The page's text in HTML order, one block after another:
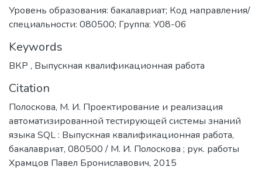
Уровень образования: бакалавриат; Код направления/
специальности: 080500; Группа: У08-06
Keywords
ВКР , Выпускная квалификационная работа
Citation
Полоскова, М. И. Проектирование и реализация
автоматизированной тестирующей системы знаний
языка SQL : Выпускная квалификационная работа,
бакалавриат, 080500 / М. И. Полоскова ; рук. работы
Храмцов Павел Брониславович, 2015